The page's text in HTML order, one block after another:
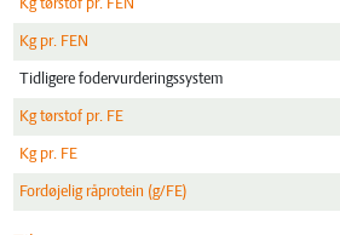
Kg tørstof pr. FEN
Kg pr. FEN
Tidligere fodervurderingssystem
Kg tørstof pr. FE
Kg pr. FE
Fordøjelig råprotein (g/FE)